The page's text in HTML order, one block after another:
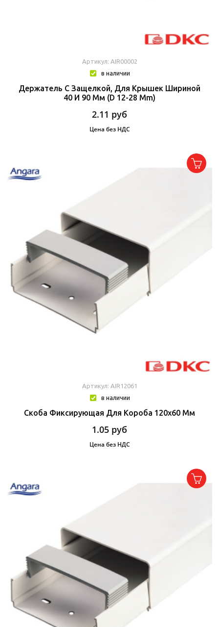
Артикул: AIR00002
в наличии
Держатель С Защелкой, Для Крышек Шириной
40 И 90 Мм (d 12-28 Mm)
2.11 руб
Цена без НДС
Артикул: AIR12061
в наличии
Скоба Фиксирующая Для Короба 120х60 Мм
1.05 руб
Цена без НДС